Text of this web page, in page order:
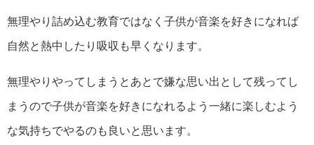
無理やり詰め込む教育ではなく子供が音楽を好きになれば
自然と熱中したり吸収も早くなります。
無理やりやってしまうとあとで嫌な思い出として残ってし
まうので子供が音楽を好きになれるよう一緒に楽しむよう
な気持ちでやるのも良いと思います。